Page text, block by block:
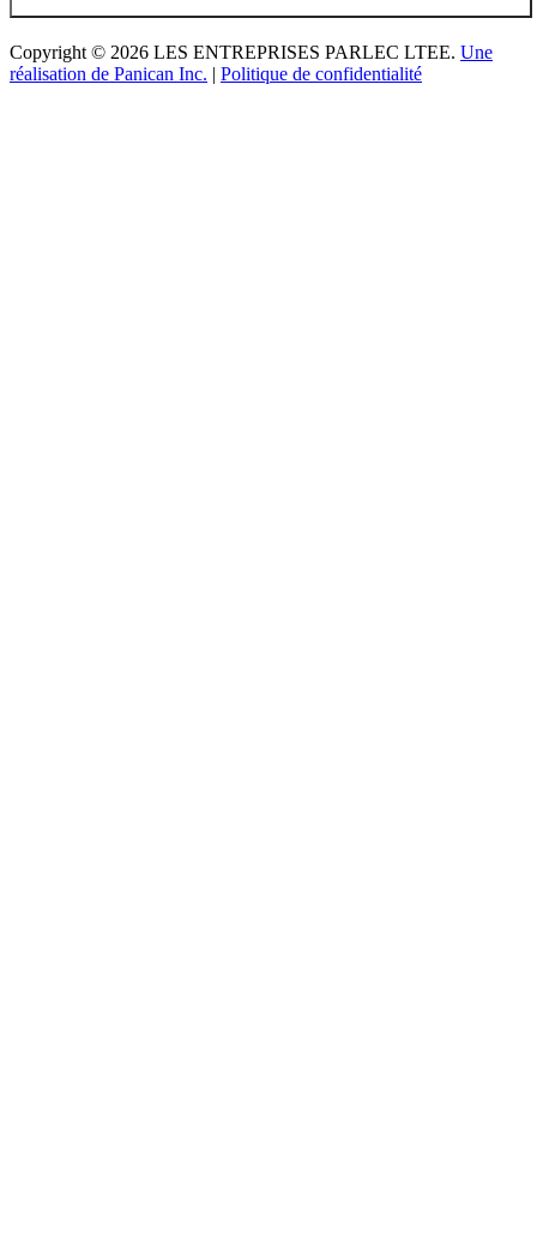
Copyright © 2026 LES ENTREPRISES PARLEC LTEE. Une
réalisation de Panican Inc. | Politique de confidentialité